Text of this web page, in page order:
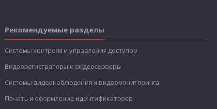
Рекомендуемые разделы
Системы контроля и управления доступом
Видеорегистраторы и видеосерверы
Системы видеонаблюдения и видеомониторинга
Печать и оформление идентификаторов